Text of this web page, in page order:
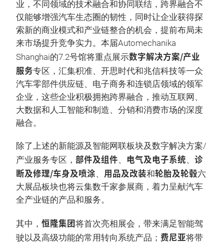
业，不同领域的技术融合和协同联结，跨界融合不
仅能够增强汽车生态圈的韧性，同时让企业获得探
索新的商业模式和产业链整合的机会，提前布局未
来市场提升竞争实力。本届Automechanika
Shanghai的7.2号馆将重点展示数字解决方案/产业
服务专区，汇集积准、开思时代和兆信科技等一众
汽车零部件供应链、电子商务和连锁店领域的领军
企业，这些企业积极拥抱跨界融合，推动互联网、
大数据和人工智能和制造、分销和消费市场的深度
融合。
除了上述的新能源及智能网联板块及数字解决方案/
产业服务专区， 部件及组件、 电气及电子系统、 诊
断及修理/车身及喷涂、 用品及改装和轮胎及轮毂六
大展品板块也将云集数千家参展商，着力呈献汽车
全产业链的产品和服务。
其中， 恒隆集团将首次亮相展会，带来满足智能驾
驶以及高级功能的常用转向系统产品； 费尼亚将带